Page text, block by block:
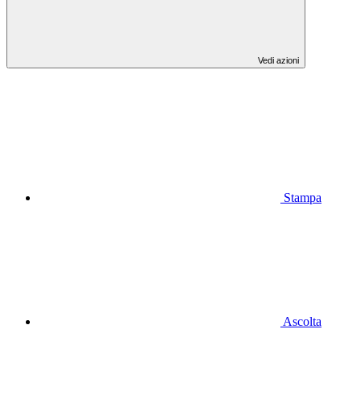
Vedi azioni
Stampa
Ascolta